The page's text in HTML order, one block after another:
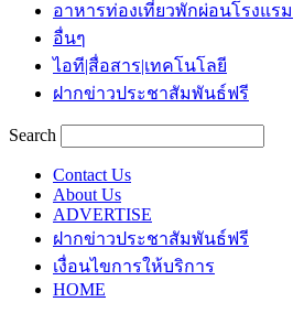
อาหารท่องเที่ยวพักผ่อนโรงแรม
อื่นๆ
ไอที|สื่อสาร|เทคโนโลยี
ฝากข่าวประชาสัมพันธ์ฟรี
Search
Contact Us
About Us
ADVERTISE
ฝากข่าวประชาสัมพันธ์ฟรี
เงื่อนไขการให้บริการ
HOME